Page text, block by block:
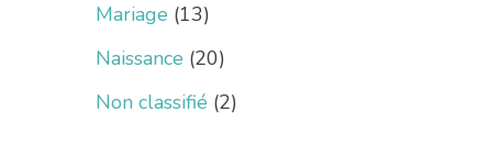
Mariage (13)
Naissance (20)
Non classifié (2)